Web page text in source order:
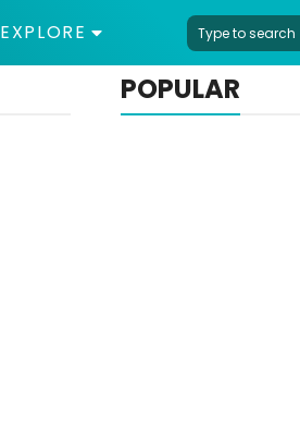
EXPLORE
POPULAR